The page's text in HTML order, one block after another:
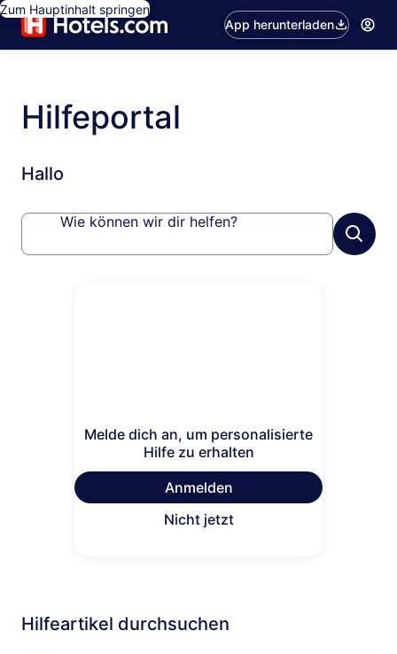
Zum Hauptinhalt springen
App herunterladen
Hilfeportal
Hallo
Wie können wir dir helfen?
Melde dich an, um personalisierte
Hilfe zu erhalten
Anmelden
Nicht jetzt
Hilfeartikel durchsuchen